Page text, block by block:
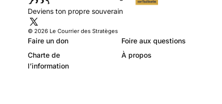
Deviens ton propre souverain
© 2026 Le Courrier des Stratèges
Faire un don
Foire aux questions
Charte de
l’information
À propos